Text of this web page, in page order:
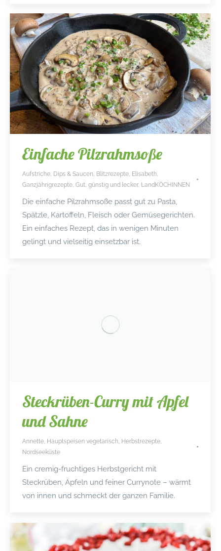
Einfache Pilzrahmsoße
Aufstriche, Dips & Saucen, Blitzrezepte, Elisabeth,
Ganzjährigrezepte, Gut, günstig und lecker, LandKÖCHINNEN
Die einfache Pilzrahmsoße passt gut zu Pasta,
Spätzle, Kartoffeln, Fleisch oder Gemüsegerichten.
Ein einfaches Rezept, das in wenigen Minuten
gelingt und vielseitig einsetzbar ist.
Steckrüben-Curry mit Apfel
und Sahne
Annette, Hauptspeisen vegetarisch, Herbstrezepte,
Nordseeküste
Ein cremig-fruchtiges Herbstgericht mit
Steckrüben, Äpfeln und feiner Currynote – wärmt
von innen und schmeckt der ganzen Familie.